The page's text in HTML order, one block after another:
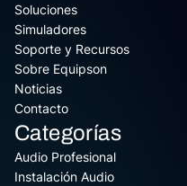
Soluciones
Simuladores
Soporte y Recursos
Sobre Equipson
Noticias
Contacto
Categorías
Audio Profesional
Instalación Audio